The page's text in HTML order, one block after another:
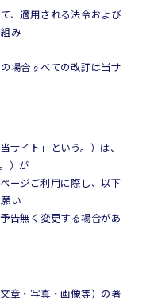
、適用される法令および
み
場合すべての改訂は当サ
サイト」という。）は、
）が
ージご利用に際し、以下
い
告無く変更する場合があ
章・写真・画像等）の著